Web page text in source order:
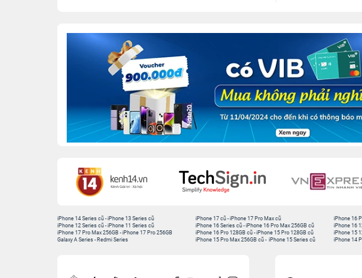
iPhone 14 Series cũ -iPhone 13 Series cũ
iPhone 12 Series cũ -iPhone 11 Series cũ
iPhone 17 Pro Max 256GB -iPhone 17 Pro 256GB
Galaxy A Series - Redmi Series
iPhone 17 cũ -iPhone 17 Pro Max cũ
iPhone 16 Series cũ - iPhone 16 Pro Max 256GB cũ
iPhone 16 Pro 128GB cũ -iPhone 15 Pro 128GB cũ
iPhone 15 Pro Max 256GB cũ - iPhone 15 Series cũ
iPhone 16
iPhone 16
iPhone 15
iPhone 14